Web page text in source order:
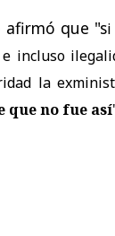
afirmó que "si
incluso
la
que no fue así